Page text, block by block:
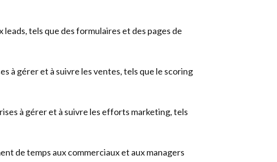
tels que des formulaires et des pages de
à gérer et à suivre les ventes, tels que le scoring
à gérer et à suivre les efforts marketing, tels
de temps aux commerciaux et aux managers